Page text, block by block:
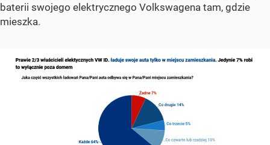
baterii swojego elektrycznego Volkswagena tam, gdzie
mieszka.